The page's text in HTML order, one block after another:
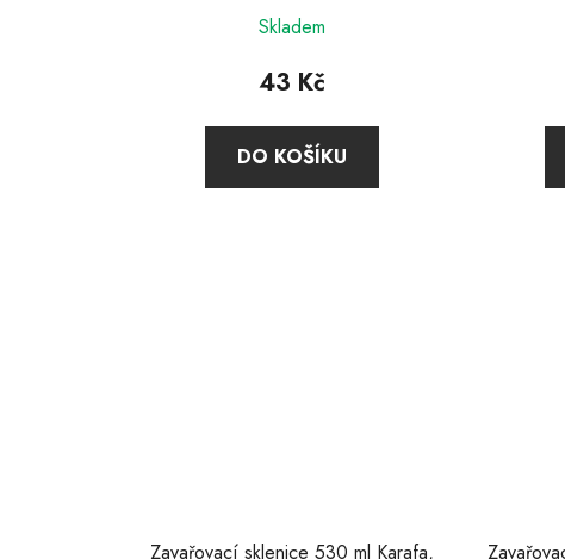
hodnocení
produktu
5,0
z
Skladem
43 Kč
DO KOŠÍKU
Zavařovací sklenice 530 ml Karafa,